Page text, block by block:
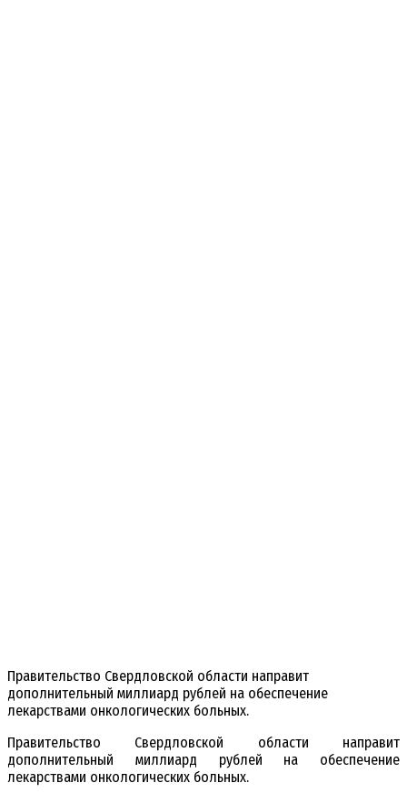
Правительство Свердловской области направит
дополнительный миллиард рублей на обеспечение
лекарствами онкологических больных.
Правительство Свердловской области направит
дополнительный миллиард рублей на обеспечение
лекарствами онкологических больных.